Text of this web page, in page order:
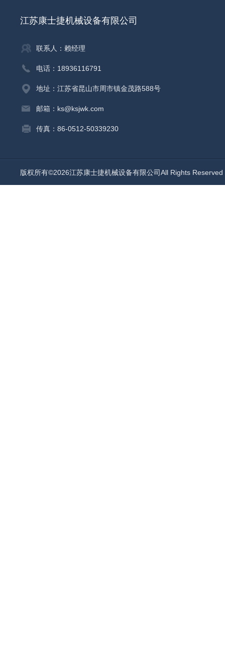
江苏康士捷机械设备有限公司
联系人：赖经理
电话：18936116791
地址：江苏省昆山市周市镇金茂路588号
邮箱：ks@ksjwk.com
传真：86-0512-50339230
版权所有©2026江苏康士捷机械设备有限公司All Rights